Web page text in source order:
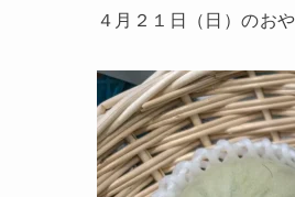
４月２１日（日）のお